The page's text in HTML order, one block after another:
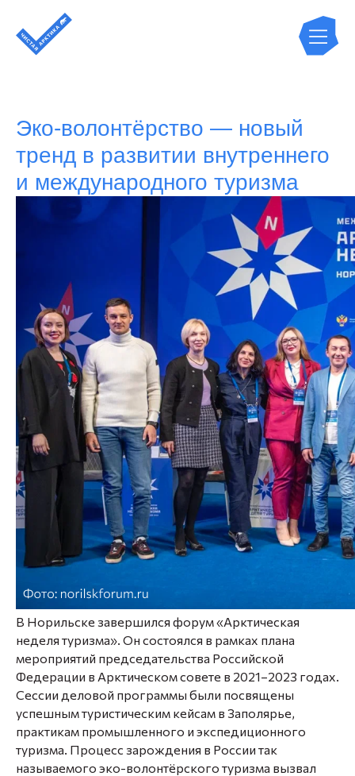
Эко-волонтёрство — новый
тренд в развитии внутреннего
и международного туризма
В Норильске завершился форум «Арктическая
неделя туризма». Он состоялся в рамках плана
мероприятий председательства Российской
Федерации в Арктическом совете в 2021–2023 годах.
Сессии деловой программы были посвящены
успешным туристическим кейсам в Заполярье,
практикам промышленного и экспедиционного
туризма. Процесс зарождения в России так
называемого эко-волонтёрского туризма вызвал